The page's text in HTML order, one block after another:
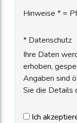
Hinweise * =
* Datenschutz
Ihre Daten
erhoben,
Angaben sind
Sie die Details
Ich